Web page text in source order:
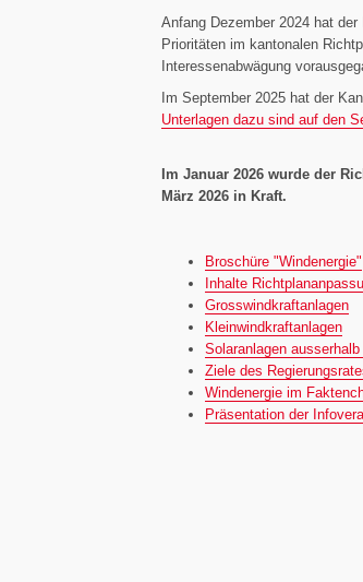
Anfang Dezember 2024 hat
Prioritäten im kantonalen
Interessenabwägung
Im September 2025 hat der
Unterlagen dazu sind auf den
Im Januar 2026 wurde der
März 2026 in Kraft.
Broschüre "Windenergie"
Inhalte
Grosswindkraftanlagen
Kleinwindkraftanlagen
Solaranlagen
Ziele des
Windenergie im
Präsentation der